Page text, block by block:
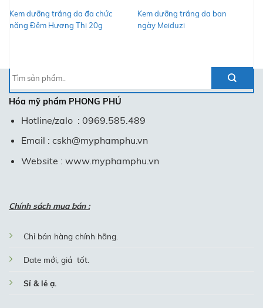
Kem dưỡng trắng da đa chức
năng Đêm Hương Thị 20g
Kem dưỡng trắng da ban
ngày Meiduzi
Tìm
kiếm:
Hóa mỹ phẩm PHONG PHÚ
Hotline/zalo : 0969.585.489
Email : cskh@myphamphu.vn
Website : www.myphamphu.vn
Chính sách mua bán :
Chỉ bán hàng chính hãng.
Date mới, giá tốt.
Sỉ & lẻ ạ.